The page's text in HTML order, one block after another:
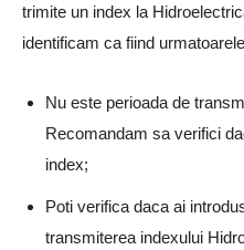
trimite un index la
identificam ca fiind
Nu este perioada de
Recomandam sa verifici
index;
Poti verifica daca ai
transmiterea indexului